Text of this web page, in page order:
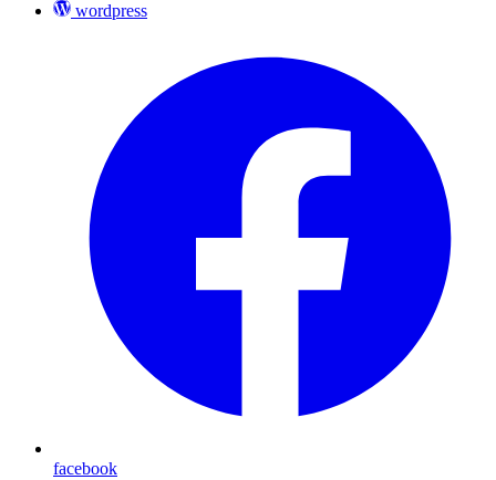
wordpress
facebook